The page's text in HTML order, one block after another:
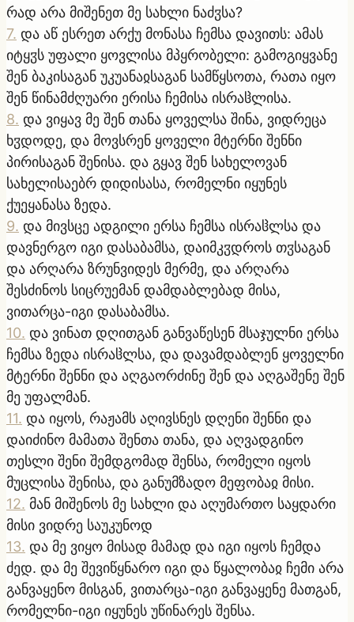
რად არა მიშენეთ მე სახლი ნაძჳსა?
7. და აწ ესრეთ არქუ მონასა ჩემსა დავითს: ამას
იტყჳს უფალი ყოვლისა მპყრობელი: გამოგიყვანე
შენ ბაკისაგან უკუანაჲსაგან სამწყსოთა, რათა იყო
შენ წინამძღუარი ერისა ჩემისა ისრაჱლისა.
8. და ვიყავ მე შენ თანა ყოველსა შინა, ვიდრეცა
ხჳდოდე, და მოვსრენ ყოველი მტერნი შენნი
პირისაგან შენისა. და გყავ შენ სახელოვან
სახელისაებრ დიდისასა, რომელნი იყუნეს
ქუეყანასა ზედა.
9. და მივსცე ადგილი ერსა ჩემსა ისრაჱლსა და
დავნერგო იგი დასაბამსა, დაიმკჳდროს თჳსაგან
და არღარა ზრუნვიდეს მერმე, და არღარა
შესძინოს სიცრუემან დამდაბლებად მისა,
ვითარცა-იგი დასაბამსა.
10. და ვინათ დღითგან განვაწესენ მსაჯულნი ერსა
ჩემსა ზედა ისრაჱლსა, და დავამდაბლენ ყოველნი
მტერნი შენნი და აღგაორძინე შენ და აღგაშენე შენ
მე უფალმან.
11. და იყოს, რაჟამს აღივსნეს დღენი შენნი და
დაიძინო მამათა შენთა თანა, და აღვადგინო
თესლი შენი შემდგომად შენსა, რომელი იყოს
მუცლისა შენისა, და განუმზადო მეფობაჲ მისი.
12. მან მიშენოს მე სახლი და აღუმართო საყდარი
მისი ვიდრე საუკუნოდ
13. და მე ვიყო მისად მამად და იგი იყოს ჩემდა
ძედ. და მე შევიწყნარო იგი და წყალობაჲ ჩემი არა
განვაყენო მისგან, ვითარცა-იგი განვაყენე მათგან,
რომელნი-იგი იყუნეს უწინარეს შენსა.